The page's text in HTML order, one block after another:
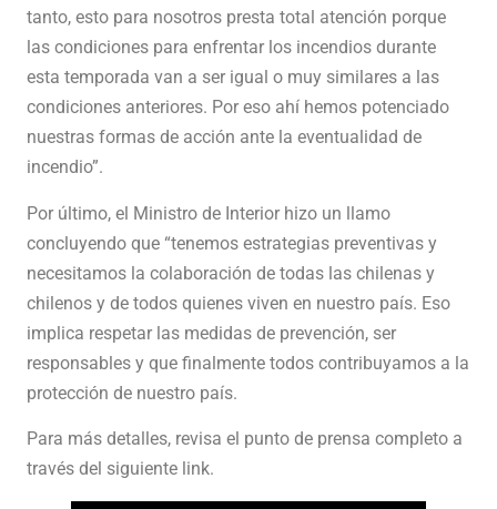
tanto, esto para nosotros presta total atención porque
las condiciones para enfrentar los incendios durante
esta temporada van a ser igual o muy similares a las
condiciones anteriores. Por eso ahí hemos potenciado
nuestras formas de acción ante la eventualidad de
incendio”.
Por último, el Ministro de Interior hizo un llamo
concluyendo que “tenemos estrategias preventivas y
necesitamos la colaboración de todas las chilenas y
chilenos y de todos quienes viven en nuestro país. Eso
implica respetar las medidas de prevención, ser
responsables y que finalmente todos contribuyamos a la
protección de nuestro país.
Para más detalles, revisa el punto de prensa completo a
través del siguiente link.